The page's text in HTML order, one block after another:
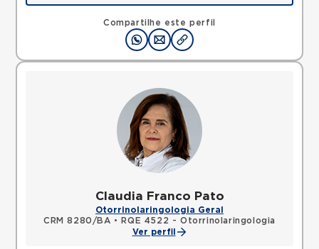
Compartilhe este perfil
Rua Sao Rafael, Sao Marcos, Salvador, BA,
Mapa
Claudia Franco Pato
Otorrinolaringologia Geral
CRM 8280/BA •
RQE 4522 - Otorrinolaringologia
Ver perfil